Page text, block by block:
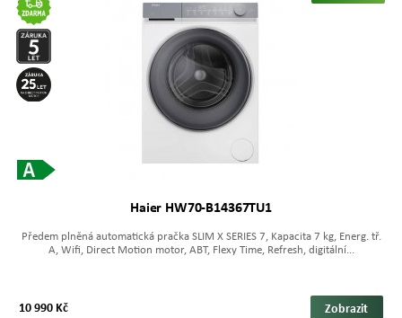
Haier HW70-B14367TU1
Předem plněná automatická pračka SLIM X SERIES 7, Kapacita 7 kg, Energ. tř.
A, Wifi, Direct Motion motor, ABT, Flexy Time, Refresh, digitální...
10 990 Kč Zobrazit